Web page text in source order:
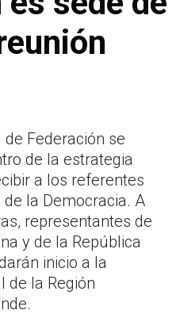
Federación se
de la estrategia
a los referentes
la Democracia. A
representantes de
y de la República
inicio a la
de la Región